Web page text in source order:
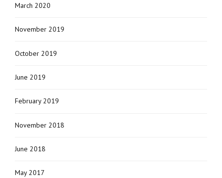
March 2020
November 2019
October 2019
June 2019
February 2019
November 2018
June 2018
May 2017